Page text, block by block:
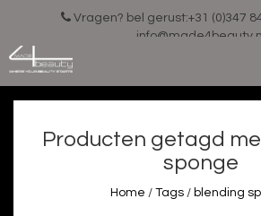
Vragen? bel gerust:+31 (0)347
Producten getagd
sponge
Home / Tags / blending